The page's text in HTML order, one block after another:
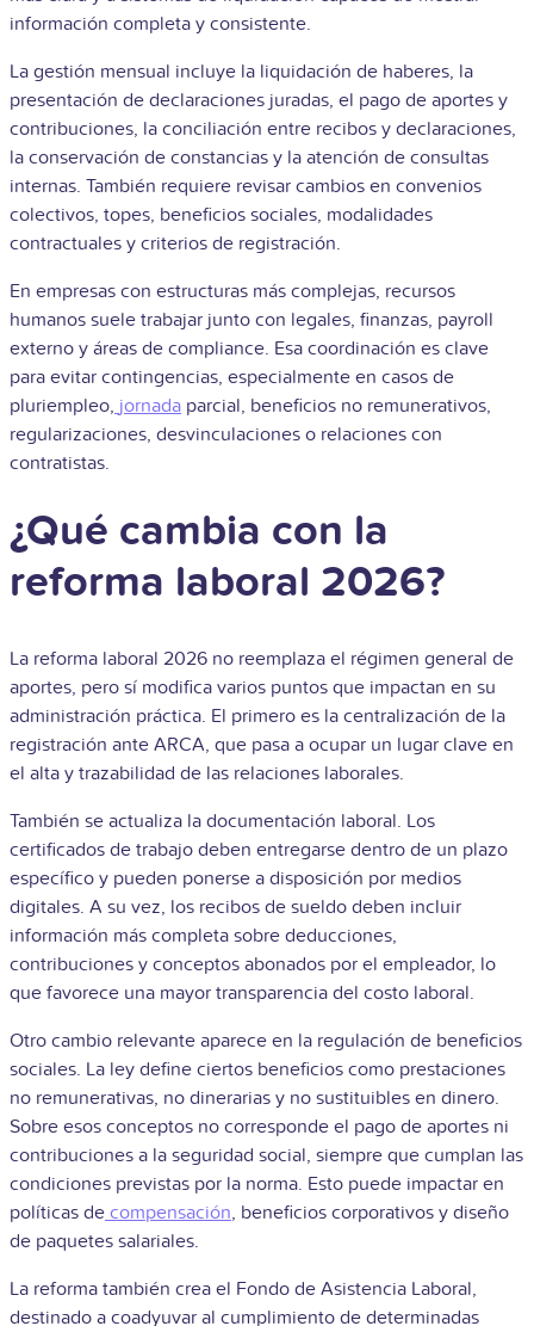
información completa y consistente.
La gestión mensual incluye la liquidación de haberes, la
presentación de declaraciones juradas, el pago de aportes y
contribuciones, la conciliación entre recibos y declaraciones,
la conservación de constancias y la atención de consultas
internas. También requiere revisar cambios en convenios
colectivos, topes, beneficios sociales, modalidades
contractuales y criterios de registración.
En empresas con estructuras más complejas, recursos
humanos suele trabajar junto con legales, finanzas, payroll
externo y áreas de compliance. Esa coordinación es clave
para evitar contingencias, especialmente en casos de
pluriempleo, jornada parcial, beneficios no remunerativos,
regularizaciones, desvinculaciones o relaciones con
contratistas.
¿Qué cambia con la
reforma laboral 2026?
La reforma laboral 2026 no reemplaza el régimen general de
aportes, pero sí modifica varios puntos que impactan en su
administración práctica. El primero es la centralización de la
registración ante ARCA, que pasa a ocupar un lugar clave en
el alta y trazabilidad de las relaciones laborales.
También se actualiza la documentación laboral. Los
certificados de trabajo deben entregarse dentro de un plazo
específico y pueden ponerse a disposición por medios
digitales. A su vez, los recibos de sueldo deben incluir
información más completa sobre deducciones,
contribuciones y conceptos abonados por el empleador, lo
que favorece una mayor transparencia del costo laboral.
Otro cambio relevante aparece en la regulación de beneficios
sociales. La ley define ciertos beneficios como prestaciones
no remunerativas, no dinerarias y no sustituibles en dinero.
Sobre esos conceptos no corresponde el pago de aportes ni
contribuciones a la seguridad social, siempre que cumplan las
condiciones previstas por la norma. Esto puede impactar en
políticas de compensación, beneficios corporativos y diseño
de paquetes salariales.
La reforma también crea el Fondo de Asistencia Laboral,
destinado a coadyuvar al cumplimiento de determinadas